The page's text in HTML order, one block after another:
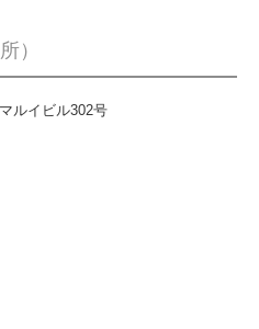
）
ルイビル302号